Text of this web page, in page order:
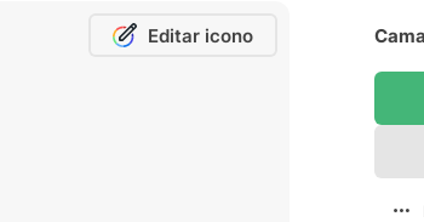
Editar icono